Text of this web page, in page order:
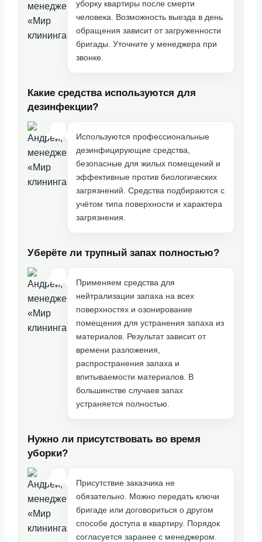
уборку квартиры после смерти
человека. Возможность выезда в день
обращения зависит от загруженности
бригады. Уточните у менеджера при
звонке.
Какие средства используются для
дезинфекции?
Используются профессиональные
дезинфицирующие средства,
безопасные для жилых помещений и
эффективные против биологических
загрязнений. Средства подбираются с
учётом типа поверхности и характера
загрязнения.
Уберёте ли трупный запах полностью?
Применяем средства для
нейтрализации запаха на всех
поверхностях и озонирование
помещения для устранения запаха из
материалов. Результат зависит от
времени разложения,
распространения запаха и
впитываемости материалов. В
большинстве случаев запах
устраняется полностью.
Нужно ли присутствовать во время
уборки?
Присутствие заказчика не
обязательно. Можно передать ключи
бригаде или договориться о другом
способе доступа в квартиру. Порядок
согласуется заранее с менеджером.